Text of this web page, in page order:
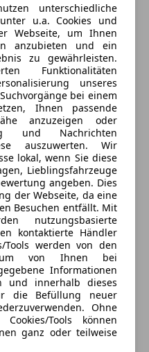
unterschiedliche
u.a. Cookies und
Webseite, um Ihnen
anzubieten und ein
zu gewährleisten.
Funktionalitäten
unseres
bei einem
Ihnen passende
anzuzeigen oder
und Nachrichten
auszuwerten. Wir
lokal, wenn Sie diese
Lieblingsfahrzeuge
angeben. Dies
der Webseite, da eine
Besuchen entfällt. Mit
nutzungsbasierte
kontaktierte Händler
Tools werden von den
um von Ihnen bei
Informationen
und innerhalb dieses
die Befüllung neuer
Ohne
Tools können
ganz oder teilweise